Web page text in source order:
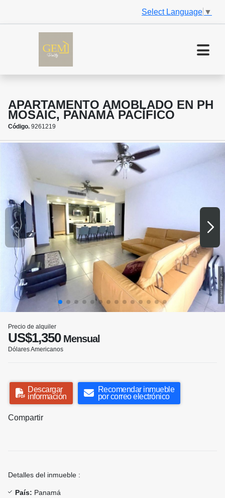
Select Language ▼
APARTAMENTO AMOBLADO EN PH
MOSAIC, PANAMÁ PACÍFICO
Código. 9261219
Precio de alquiler
US$1,350Mensual
Dólares Americanos
Descargar
información
Recomendar inmueble
por correo electrónico
Compartir
Detalles del inmueble :
País: Panamá